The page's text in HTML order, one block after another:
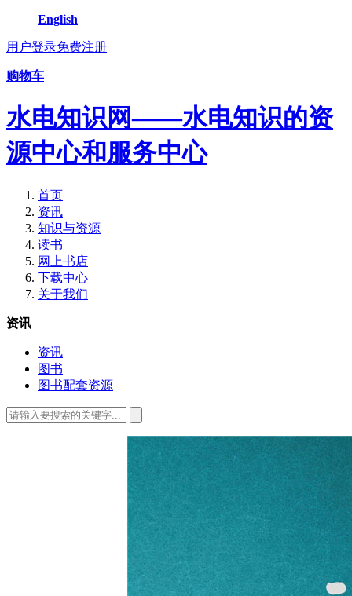
English
用户登录免费注册
购物车
水电知识网——水电知识的资
源中心和服务中心
首页
资讯
知识与资源
读书
网上书店
下载中心
关于我们
资讯
资讯
图书
图书配套资源